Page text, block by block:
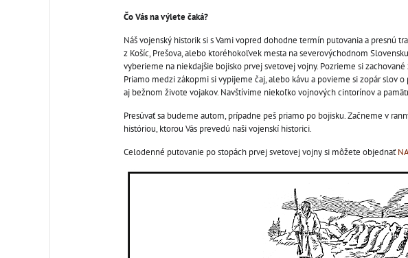
Čo Vás na výlete čaká?
Náš vojenský historik si s Vami vopred dohodne termín putovania a presnú
z Košíc, Prešova, alebo ktoréhokoľvek mesta na severovýchodnom
vyberieme na niekdajšie bojisko prvej svetovej vojny. Pozrieme si
Priamo medzi zákopmi si vypijeme čaj, alebo kávu a povieme si zopár slov o
aj bežnom živote vojakov. Navštívime niekoľko vojnových cintorínov a
Presúvať sa budeme autom, prípadne peš priamo po bojisku. Začneme v
históriou, ktorou Vás prevedú naši vojenskí historici.
Celodenné putovanie po stopách prvej svetovej vojny si môžete objednať